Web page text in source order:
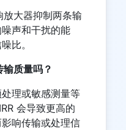
放大器抑制两条输
声和干扰的能
比。
质量吗？
理或敏感测量等
会导致更高的
响传输或处理信